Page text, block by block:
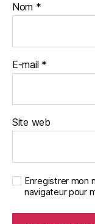
Nom *
E-mail *
Site web
Enregistrer mon
navigateur pour